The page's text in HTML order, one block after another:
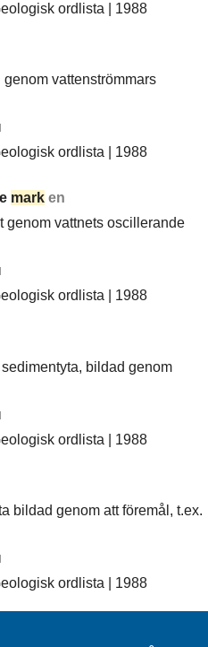
ordlista | 1988
vattenströmmars
ordlista | 1988
mark en
genom vattnets oscillerande
ordlista | 1988
bildad genom
ordlista | 1988
bildad genom att föremål, t.ex.
ordlista | 1988